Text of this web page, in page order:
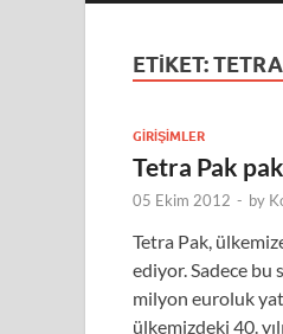
ETIKET:
GIRIŞIMLER
Tetra Pak
05 Ekim 2012 - by
Tetra Pak,
ediyor. Sadece bu
milyon euroluk
ülkemizdeki 40.